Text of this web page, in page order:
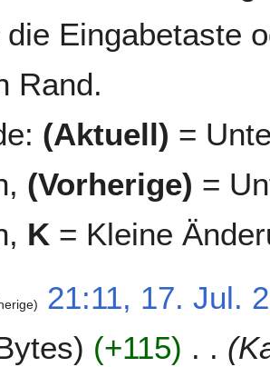
Eingabetaste
Rand.
(Aktuell) =
(Vorherige) =
K = Kleine
21:11, 17. Jul.
+115